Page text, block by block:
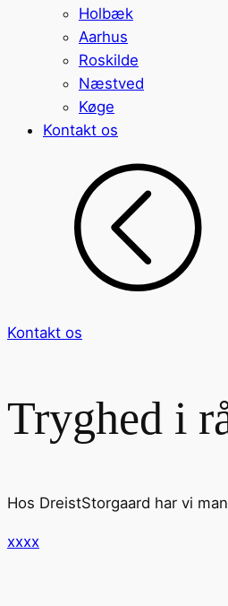
Holbæk
Aarhus
Roskilde
Næstved
Køge
Kontakt os
Kontakt os
Tryghed i
Hos DreistStorgaard har vi
xxxx